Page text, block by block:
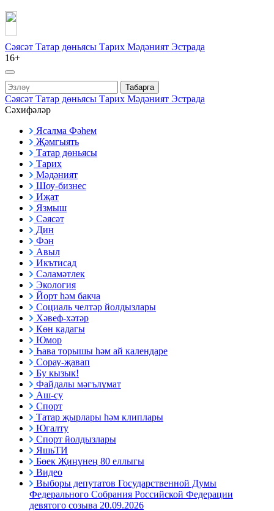
Сәясәт Татар дөньясы Тарих Мәдәният Эстрада
16+
Табарга
Сәясәт Татар дөньясы Тарих Мәдәният Эстрада
Сәхифәләр
Ясалма Фәһем
Җәмгыять
Татар дөньясы
Тарих
Мәдәният
Шоу-бизнес
Иҗат
Язмыш
Сәясәт
Дин
Фән
Авыл
Икътисад
Сәламәтлек
Экология
Йорт һәм бакча
Социаль челтәр йолдызлары
Хәвеф-хәтәр
Көн кадагы
Юмор
Һава торышы һәм ай календаре
Сорау-җавап
Бу кызык!
Файдалы мәгълүмат
Аш-су
Спорт
Татар җырлары һәм клиплары
Югалту
Спорт йолдызлары
ЯшьТИ
Бөек Җиңүнең 80 еллыгы
Видео
Выборы депутатов Государственной Думы
Федерального Собрания Российской Федерации
девятого созыва 20.09.2026